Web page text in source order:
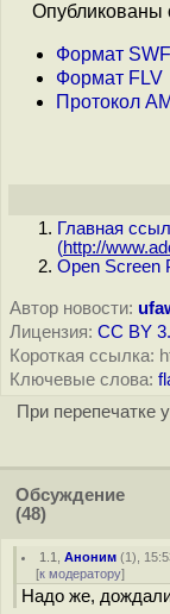
Опубликованы
Формат
Формат FLV
Протокол
Главная
(http://
Open Screen
Автор новости:
Лицензия: CC BY
Короткая ссылка:
Ключевые слова:
При перепечатке
Обсуждение
(48)
1.1 ,Аноним (1),
[к модератору]
Надо же,